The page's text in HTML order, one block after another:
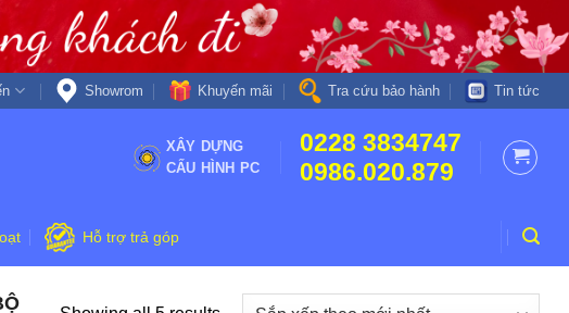
Showrom Khuyến mãi Tra cứu bảo hành Tin tức
XÂY DỰNG
CẤU HÌNH PC
0228 3834747
0986.020.879
Hỗ trợ trả góp